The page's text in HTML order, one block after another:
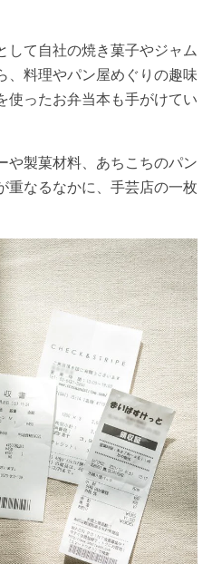
して自社の焼き菓子やジャム
、料理やパン屋めぐりの趣味
使ったお弁当本も手がけてい
や製菓材料、あちこちのパン
重なるなかに、手芸店の一枚